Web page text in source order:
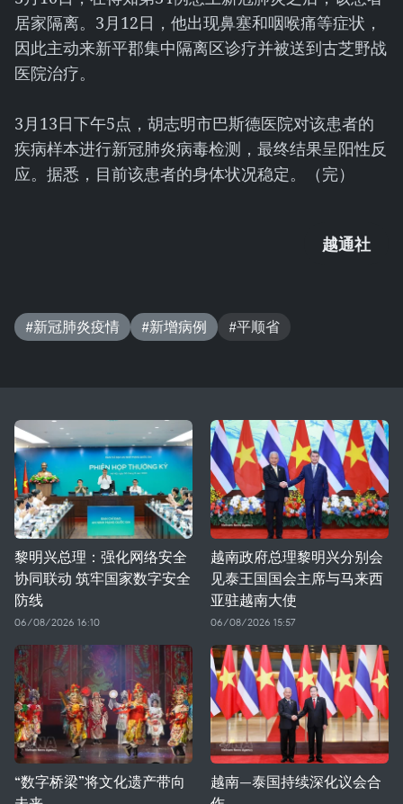
居家隔离。3月12日，他出现鼻塞和咽喉痛等症状，
因此主动来新平郡集中隔离区诊疗并被送到古芝野战
医院治疗。
3月13日下午5点，胡志明市巴斯德医院对该患者的
疾病样本进行新冠肺炎病毒检测，最终结果呈阳性反
应。据悉，目前该患者的身体状况稳定。（完）
越通社
#新冠肺炎疫情 #新增病例 #平顺省
黎明兴总理：强化网络安全
协同联动 筑牢国家数字安全
防线
06/08/2026 16:10
越南政府总理黎明兴分别会
见泰王国国会主席与马来西
亚驻越南大使
06/08/2026 15:57
“数字桥梁”将文化遗产带向
越南—泰国持续深化议会合